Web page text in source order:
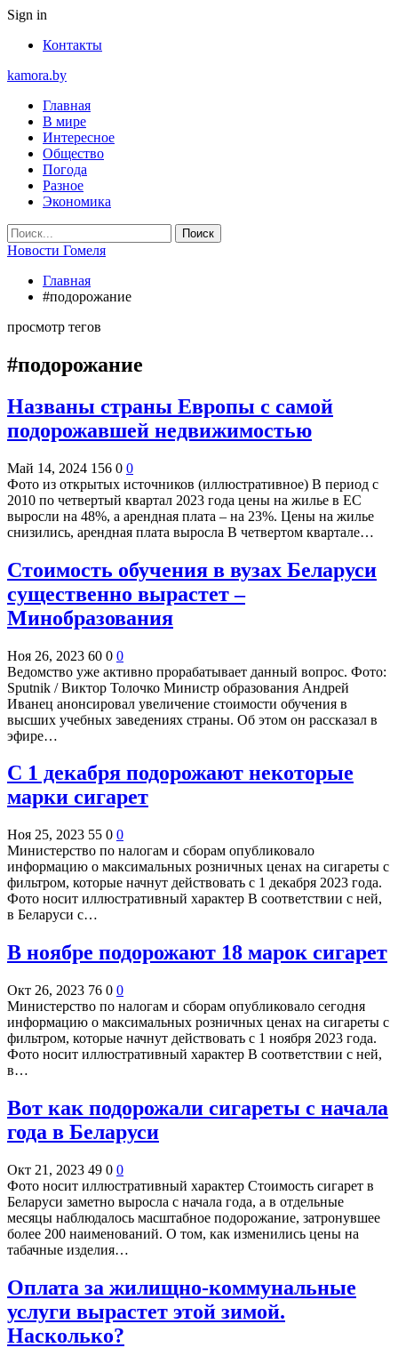
Sign in
Контакты
kamora.by
Главная
В мире
Интересное
Общество
Погода
Разное
Экономика
Новости Гомеля
Главная
#подорожание
просмотр тегов
#подорожание
Названы страны Европы с самой
подорожавшей недвижимостью
Май 14, 2024 156 0 0
Фото из открытых источников (иллюстративное) В период с
2010 по четвертый квартал 2023 года цены на жилье в ЕС
выросли на 48%, а арендная плата – на 23%. Цены на жилье
снизились, арендная плата выросла В четвертом квартале…
Стоимость обучения в вузах Беларуси
существенно вырастет –
Минобразования
Ноя 26, 2023 60 0 0
Ведомство уже активно прорабатывает данный вопрос. Фото:
Sputnik / Виктор Толочко Министр образования Андрей
Иванец анонсировал увеличение стоимости обучения в
высших учебных заведениях страны. Об этом он рассказал в
эфире…
С 1 декабря подорожают некоторые
марки сигарет
Ноя 25, 2023 55 0 0
Министерство по налогам и сборам опубликовало
информацию о максимальных розничных ценах на сигареты с
фильтром, которые начнут действовать с 1 декабря 2023 года.
Фото носит иллюстративный характер В соответствии с ней,
в Беларуси с…
В ноябре подорожают 18 марок сигарет
Окт 26, 2023 76 0 0
Министерство по налогам и сборам опубликовало сегодня
информацию о максимальных розничных ценах на сигареты с
фильтром, которые начнут действовать с 1 ноября 2023 года.
Фото носит иллюстративный характер В соответствии с ней,
в…
Вот как подорожали сигареты с начала
года в Беларуси
Окт 21, 2023 49 0 0
Фото носит иллюстративный характер Стоимость сигарет в
Беларуси заметно выросла с начала года, а в отдельные
месяцы наблюдалось масштабное подорожание, затронувшее
более 200 наименований. О том, как изменились цены на
табачные изделия…
Оплата за жилищно-коммунальные
услуги вырастет этой зимой.
Насколько?